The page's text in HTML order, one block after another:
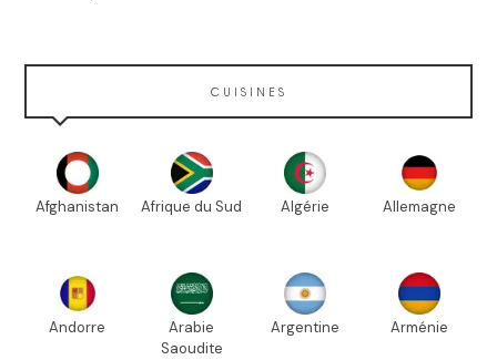
CUISINES
Afghanistan Afrique du Sud Algérie Allemagne
Andorre
Arabie
Saoudite
Argentine Arménie